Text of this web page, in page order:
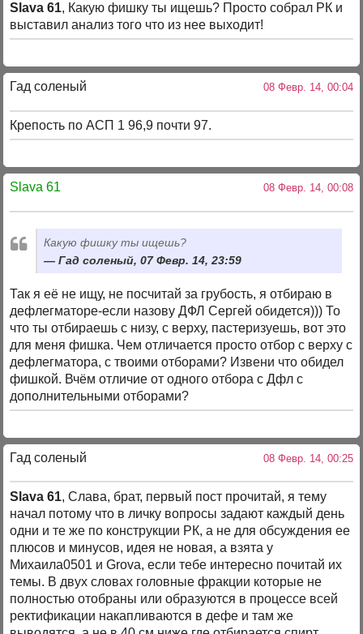
Slava 61, Какую фишку ты ищешь? Просто собрал РК и
выставил анализ того что из нее выходит!
Гад соленый 08 Февр. 14, 00:04
Крепость по АСП 1 96,9 почти 97.
Slava 61 08 Февр. 14, 00:08
Какую фишку ты ищешь?
Гад соленый, 07 Февр. 14, 23:59
Так я её не ищу, не посчитай за грубость, я отбираю в
дефлегматоре-если назову ДФЛ Сергей обидется))) То
что ты отбираешь с низу, с верху, пастеризуешь, вот это
для меня фишка. Чем отличается просто отбор с верху с
дефлегматора, с твоими отборами? Извени что обидел
фишкой. Вчём отличие от одного отбора с Дфл с
дополнительными отборами?
Гад соленый 08 Февр. 14, 00:25
Slava 61, Слава, брат, первый пост прочитай, я тему
начал потому что в личку вопросы задают каждый день
одни и те же по конструкции РК, а не для обсуждения ее
плюсов и минусов, идея не новая, а взята у
Михаила0501 и Grova, если тебе интересно почитай их
темы. В двух словах головные фракции которые не
полностью отобраны или образуются в процессе всей
ректификации накапливаются в дефе и там же